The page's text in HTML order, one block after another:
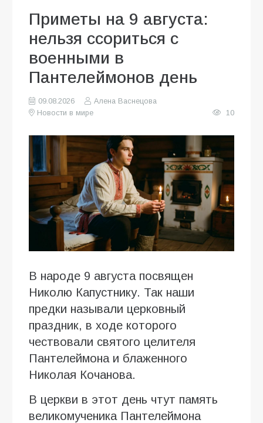
Приметы на 9 августа:
нельзя ссориться с
военными в
Пантелеймонов день
09.08.2026
Алена Васнецова
Новости в мире
10
В народе 9 августа посвящен
Николю Капустнику. Так наши
предки называли церковный
праздник, в ходе которого
чествовали святого целителя
Пантелеймона и блаженного
Николая Кочанова.
В церкви в этот день чтут память
великомученика Пантелеймона